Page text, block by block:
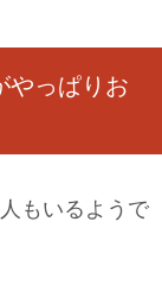
やっぱりお
もいるようで